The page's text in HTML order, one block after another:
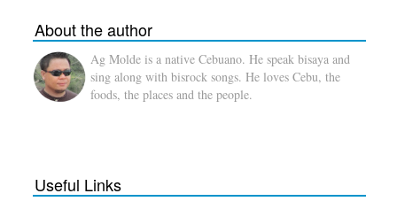
About the author
Ag Molde is a native Cebuano. He speak bisaya and
sing along with bisrock songs. He loves Cebu, the
foods, the places and the people.
Useful Links